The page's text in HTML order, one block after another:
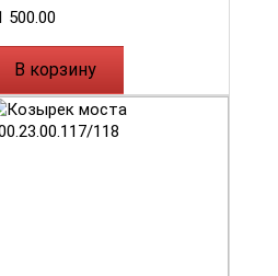
500.00
В корзину